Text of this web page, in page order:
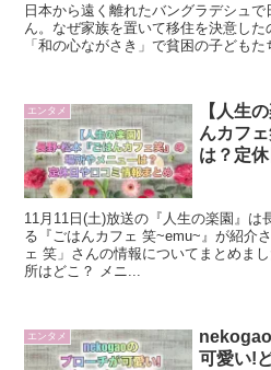
日本から遠く離れたバングラデシュ
ん。なぜ家族を置いて移住を決意した
「和の心ながさき」で貧困の子どもた
エンタメ
【人生
んカフ
は？定
11月11日(土)放送の『人生の楽園』は
る『ごはんカフェ 笑~emu~』が紹介
ェ 笑」さんの情報についてまとめま
所はどこ？ メニ...
エンタメ
可愛い!